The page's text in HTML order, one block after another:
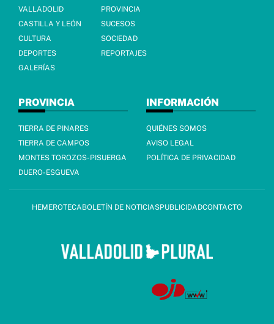
VALLADOLID
PROVINCIA
CASTILLA Y LEÓN
SUCESOS
CULTURA
SOCIEDAD
DEPORTES
REPORTAJES
GALERÍAS
PROVINCIA
TIERRA DE PINARES
TIERRA DE CAMPOS
MONTES TOROZOS-PISUERGA
DUERO-ESGUEVA
INFORMACIÓN
QUIÉNES SOMOS
AVISO LEGAL
POLÍTICA DE PRIVACIDAD
HEMEROTECABOLETÍN DE NOTICIASPUBLICIDADCONTACTO